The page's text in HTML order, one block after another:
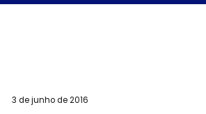
3 de junho de 2016